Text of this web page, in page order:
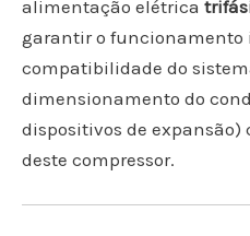
alimentação elétrica
garantir o funcionamento
compatibilidade do
dimensionamento do
dispositivos de expansão)
deste compressor.